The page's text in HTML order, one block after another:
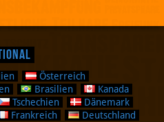
Österreich
Brasilien
Kanada
Tschechien
Dänemark
Frankreich
Deutschland